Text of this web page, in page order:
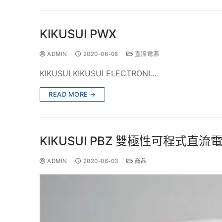
KIKUSUI PWX
ADMIN 2020-06-08 直流電源
KIKUSUI KIKUSUI ELECTRONI…
READ MORE →
KIKUSUI PBZ 雙極性可程式直流
ADMIN 2020-06-03 商品